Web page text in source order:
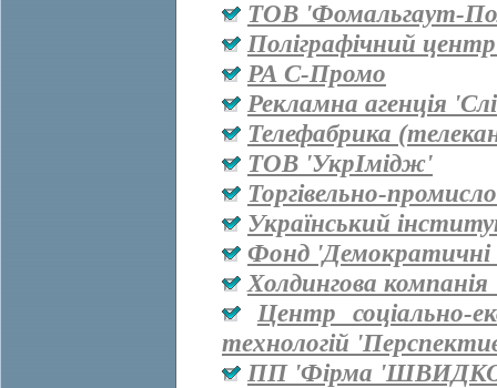
ТОВ 'Фомальгаут-
Поліграфічний
РА С-Промо
Рекламна агенція
Телефабрика
ТОВ 'УкрІмідж'
Торгівельно-
Український
Фонд 'Демократичні
Холдингова
Центр соціально-
технологій
ПП 'Фірма